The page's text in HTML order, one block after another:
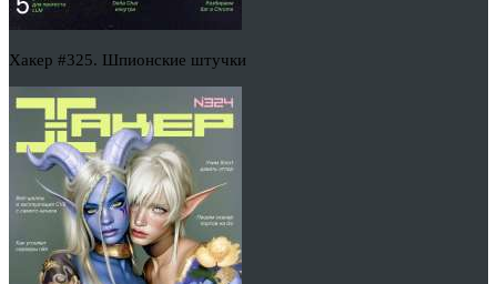
Хакер #325. Шпионские штучки